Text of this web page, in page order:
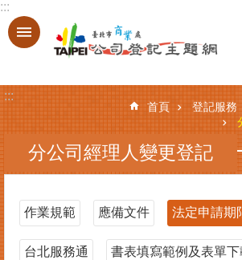
跳到主要內容區塊
進
搜
尋
登
務
:::
:::
首頁 登記服務
分公司經理人變更登記
作業規範 應備文件 法定申請期
台北服務通 書表填寫範例及表單下